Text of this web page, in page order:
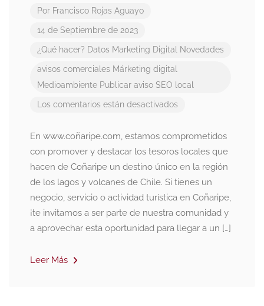
Por Francisco Rojas Aguayo
14 de Septiembre de 2023
¿Qué hacer? Datos Marketing Digital Novedades
avisos comerciales Márketing digital
Medioambiente Publicar aviso SEO local
Los comentarios están desactivados
En www.coñaripe.com, estamos comprometidos
con promover y destacar los tesoros locales que
hacen de Coñaripe un destino único en la región
de los lagos y volcanes de Chile. Si tienes un
negocio, servicio o actividad turística en Coñaripe,
¡te invitamos a ser parte de nuestra comunidad y
a aprovechar esta oportunidad para llegar a un […]
Leer Más